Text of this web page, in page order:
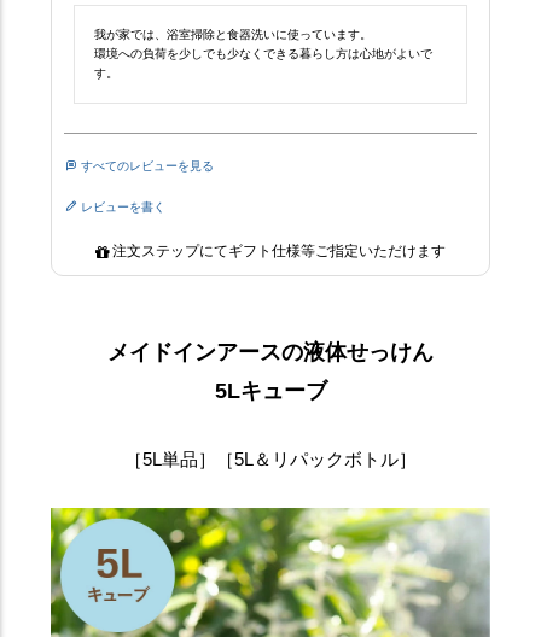
メイドインアースの液体せっけん
5Lキューブ
［5L単品］［5L＆リパックボトル］
我が家では、浴室掃除と食器洗いに使っています。
環境への負荷を少しでも少なくできる暮らし方は心地がよいで
す。
すべてのレビューを見る
レビューを書く
注文ステップにてギフト仕様等ご指定いただけます